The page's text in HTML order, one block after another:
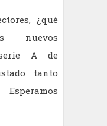
¿qué
nuevos
A de
tanto